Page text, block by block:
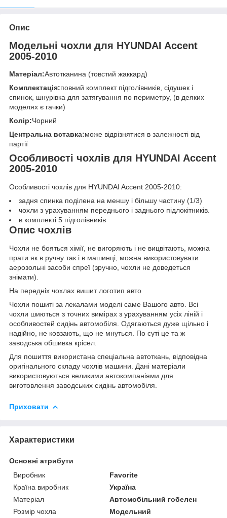
Опис
Модельні чохли для HYUNDAI Accent
2005-2010
Матеріал:Автотканина (товстий жаккард)
Комплектація:повний комплект підголівників, сідушек і
спинок, шнурівка для затягування по периметру, (в деяких
моделях є гачки)
Колір:Чорний
Центральна вставка:може відрізнятися в залежності від
партії
Особливості чохлів для HYUNDAI Accent
2005-2010
Особливості чохлів для HYUNDAI Accent 2005-2010:
задня спинка поділена на меншу і більшу частину (1/3)
чохли з урахуванням переднього і заднього підлокітників.
в комплекті 5 підголівників
Опис чохлів
Чохли не бояться хімії, не вигоряють і не вицвітають, можна
прати як в ручну так і в машинці, можна використовувати
аерозольні засоби спреї (зручно, чохли не доведеться
знімати).
На передніх чохлах вишит логотип авто
Чохли пошиті за лекалами моделі саме Вашого авто. Всі
чохли шиються з точних вимірах з урахуванням усіх ліній і
особливостей сидінь автомобіля. Одягаються дуже щільно і
надійно, не ковзають, що не мнуться. По суті це та ж
заводська обшивка крісел.
Для пошиття використана спеціальна автоткань, відповідна
оригінального складу чохлів машини. Дані матеріали
використовуються великими автокомпаніями для
виготовлення заводських сидінь автомобіля.
Приховати
Характеристики
Основні атрибути
Виробник
Favorite
Країна виробник
Україна
Матеріал
Автомобільний гобелен
Розмір чохла
Модельний